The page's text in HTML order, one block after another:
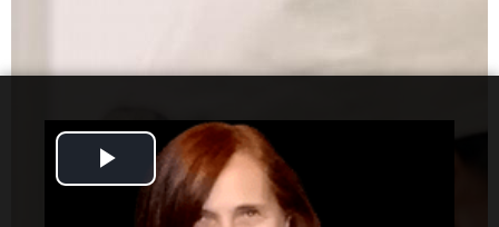
Play
Video